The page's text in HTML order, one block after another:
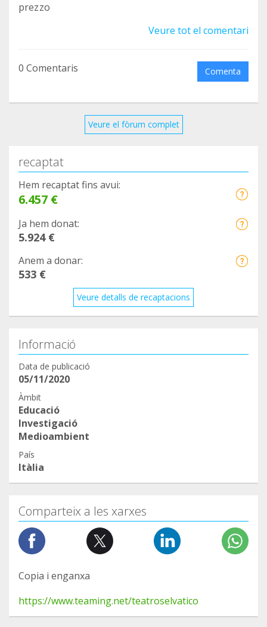
prezzo
Veure tot el comentari
0 Comentaris Comenta
Veure el fòrum complet
recaptat
Hem recaptat fins avui:
6.457 €
Ja hem donat:
5.924 €
Anem a donar:
533 €
Veure detalls de recaptacions
Informació
Data de publicació
05/11/2020
Àmbit
Educació
Investigació
Medioambient
País
Itàlia
Comparteix a les xarxes
Copia i enganxa
https://www.teaming.net/teatroselvatico